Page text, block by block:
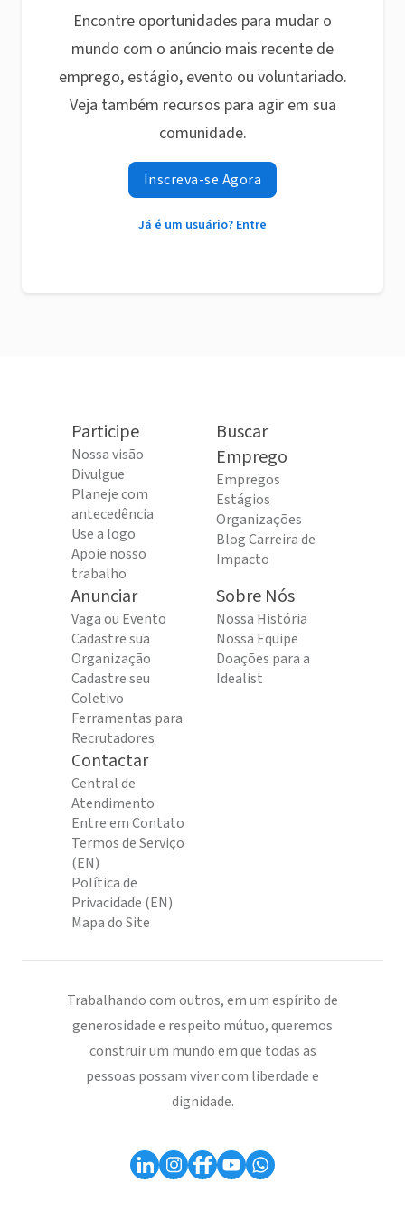
Encontre oportunidades para mudar o
mundo com o anúncio mais recente de
emprego, estágio, evento ou voluntariado.
Veja também recursos para agir em sua
comunidade.
Inscreva-se Agora
Já é um usuário? Entre
Participe
Nossa visão
Divulgue
Planeje com
antecedência
Use a logo
Apoie nosso
trabalho
Buscar
Emprego
Empregos
Estágios
Organizações
Blog Carreira de
Impacto
Anunciar
Vaga ou Evento
Cadastre sua
Organização
Cadastre seu
Coletivo
Ferramentas para
Recrutadores
Sobre Nós
Nossa História
Nossa Equipe
Doações para a
Idealist
Contactar
Central de
Atendimento
Entre em Contato
Termos de Serviço
(EN)
Política de
Privacidade (EN)
Mapa do Site
Trabalhando com outros, em um espírito de
generosidade e respeito mútuo, queremos
construir um mundo em que todas as
pessoas possam viver com liberdade e
dignidade.